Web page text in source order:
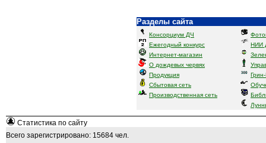
Разделы сайта
Консорциум ДЧ
Ежегодный конкурс
Интернет-магазин
О дождевых червях
Продукция
Сбытовая сеть
Производственная сеть
НИИ
Статистика по сайту
Всего зарегистрировано: 15684 чел.